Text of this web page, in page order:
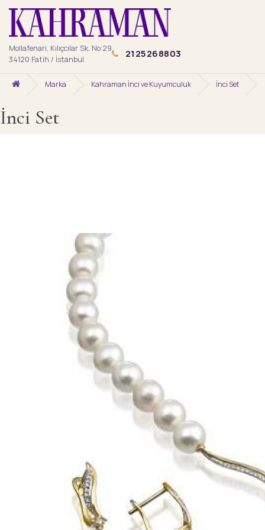
Mollafenari, Kılıçcılar Sk. No:29
34120 Fatih / İstanbul
2125268803
Marka Kahraman İnci ve Kuyumculuk İnci Set
İnci Set